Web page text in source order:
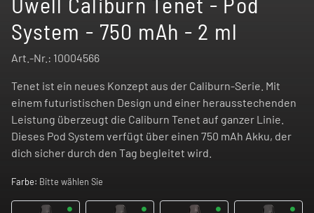
System - 750 mAh - 2 ml
Art.-Nr.: 10004566
Tenet ist ein neues Konzept aus der Caliburn-Serie. Mit
einem futuristischen Design und einer herausstechenden
Leistung überzeugt die Caliburn Tenet auf ganzer Linie.
Dieses Pod System verfügt über einen 750 mAh Akku, der
dich sicher durch den Tag begleitet wird.
Farbe: Bitte wählen Sie